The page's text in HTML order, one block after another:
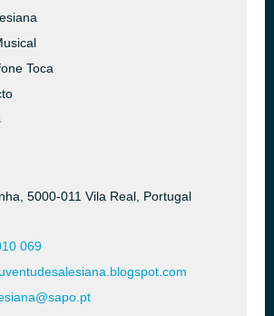
Toca
5000-011 Vila Real, Portugal
069